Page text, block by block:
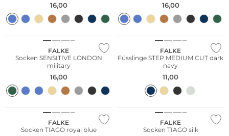
16,00 16,00
Große Größen
FALKE
Socken SENSITIVE LONDON
military
16,00
Große Größen
FALKE
Füsslinge STEP MEDIUM CUT dark
navy
11,00
FALKE
Socken TIAGO royal blue
FALKE
Socken TIAGO silk